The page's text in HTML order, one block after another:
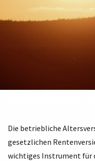
Die betriebliche
gesetzlichen
wichtiges Instrument für